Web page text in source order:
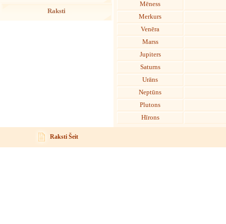
Raksti
Mēness
Merkurs
Venēra
Marss
Jupiters
Saturns
Urāns
Neptūns
Plutons
Hīrons
Raksti Šeit